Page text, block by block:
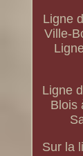
Ligne
Ville-
Ligne
Blois
Sur la